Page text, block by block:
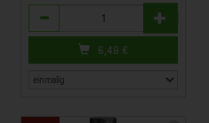
Anzahl
6,49 €